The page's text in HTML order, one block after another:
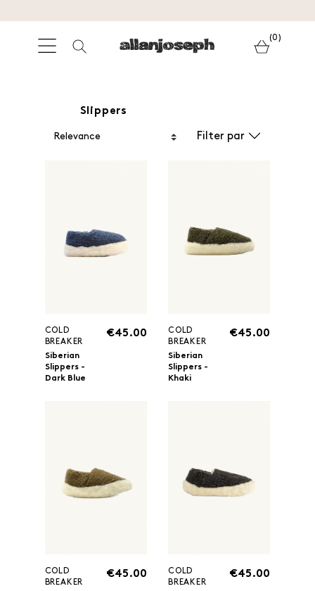
(0)
Slippers
Filter par
COLD
BREAKER
Siberian
Slippers -
Dark Blue
€45.00
COLD
BREAKER
Siberian
Slippers -
Khaki
€45.00
COLD
BREAKER
€45.00
COLD
BREAKER
€45.00